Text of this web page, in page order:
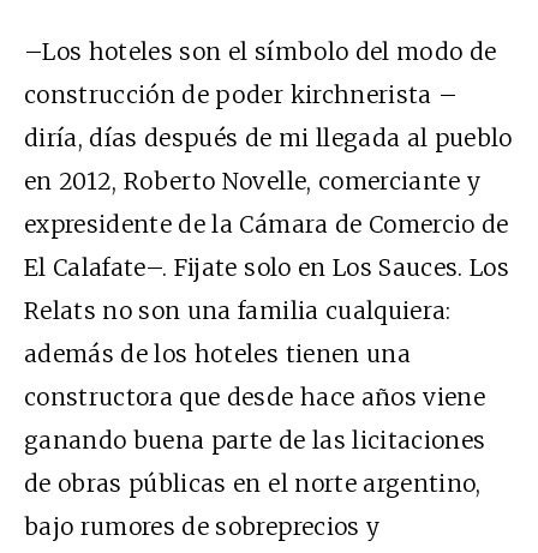
–Los hoteles son el símbolo del modo de
construcción de poder kirchnerista –
diría, días después de mi llegada al pueblo
en 2012, Roberto Novelle, comerciante y
expresidente de la Cámara de Comercio de
El Calafate–. Fijate solo en Los Sauces. Los
Relats no son una familia cualquiera:
además de los hoteles tienen una
constructora que desde hace años viene
ganando buena parte de las licitaciones
de obras públicas en el norte argentino,
bajo rumores de sobreprecios y